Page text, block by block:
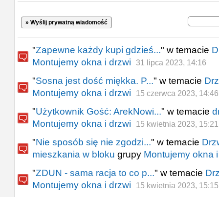
» Wyślij prywatną wiadomość
"Zapewne każdy kupi gdzieś..." w temacie
Montujemy okna i drzwi
31 lipca 2023, 14:16
"Sosna jest dość miękka. P..." w temacie
Montujemy okna i drzwi
15 czerwca 2023, 14:46
"Użytkownik Gość: ArekNowi..." w temacie
Montujemy okna i drzwi
15 kwietnia 2023, 15:21
"Nie sposób się nie zgodzi..." w temacie
mieszkania w bloku grupy Montujemy okna
"ZDUN - sama racja to co p..." w temacie
Montujemy okna i drzwi
15 kwietnia 2023, 15:15